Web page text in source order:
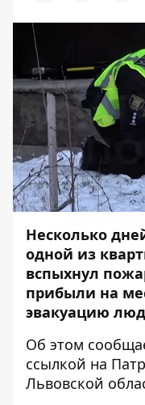
Несколько
одной из
вспыхнул
прибыли на
эвакуацию
Об этом
ссылкой на
Львовской